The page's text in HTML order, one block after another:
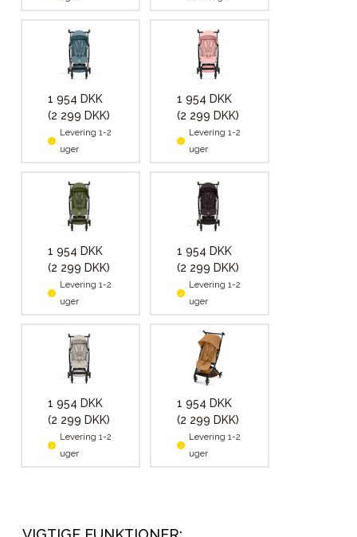
1 954 DKK
(2 299 DKK)
Levering 1-2
uger
1 954 DKK
(2 299 DKK)
Levering 1-2
uger
1 954 DKK
(2 299 DKK)
Levering 1-2
uger
1 954 DKK
(2 299 DKK)
Levering 1-2
uger
1 954 DKK
(2 299 DKK)
Levering 1-2
uger
1 954 DKK
(2 299 DKK)
Levering 1-2
uger